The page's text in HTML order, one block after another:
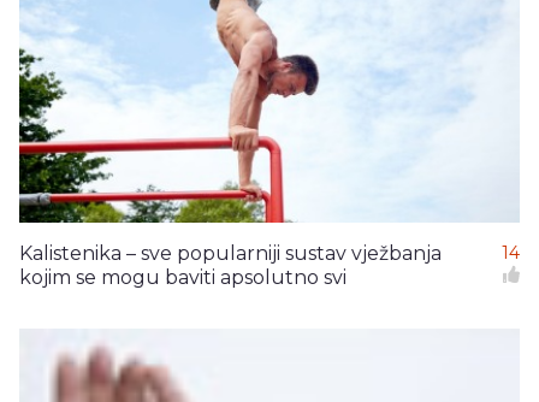
Kalistenika – sve popularniji sustav vježbanja
kojim se mogu baviti apsolutno svi
14